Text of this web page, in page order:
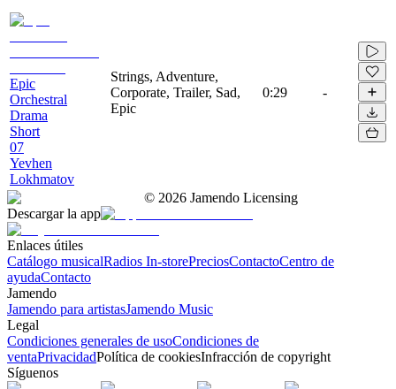
Epic
Orchestral
Drama
Short
07
Yevhen
Lokhmatov
Strings, Adventure,
Corporate, Trailer, Sad,
Epic
0:29 -
© 2026 Jamendo Licensing
Descargar la app
Enlaces útiles
Catálogo musicalRadios In-storePreciosContactoCentro de
ayudaContacto
Jamendo
Jamendo para artistasJamendo Music
Legal
Condiciones generales de usoCondiciones de
ventaPrivacidadPolítica de cookiesInfracción de copyright
Síguenos